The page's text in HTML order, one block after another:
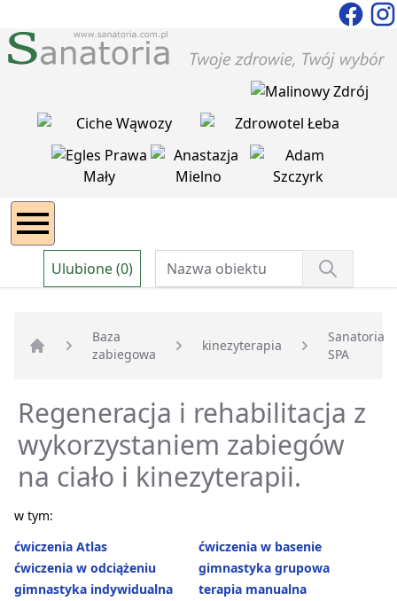
Ulubione (0)
Strona główna
Baza
zabiegowa
kinezyterapia
Sanatoria
SPA
Regeneracja i rehabilitacja z
wykorzystaniem zabiegów
na ciało i kinezyterapii.
w tym:
ćwiczenia Atlas
ćwiczenia w basenie
ćwiczenia w odciążeniu
gimnastyka grupowa
gimnastyka indywidualna
terapia manualna